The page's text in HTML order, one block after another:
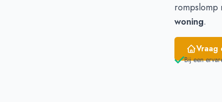
rompslomp
woning.
Vraag
Bij een